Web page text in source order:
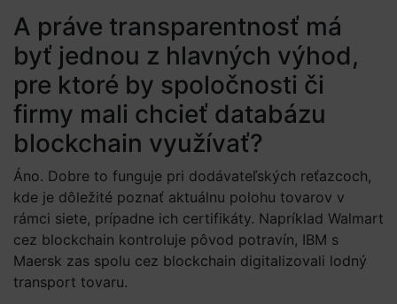
A práve transparentnosť má
byť jednou z hlavných výhod,
pre ktoré by spoločnosti či
firmy mali chcieť databázu
blockchain využívať?
Áno. Dobre to funguje pri dodávateľských reťazcoch,
kde je dôležité poznať aktuálnu polohu tovarov v
rámci siete, prípadne ich certifikáty. Napríklad Walmart
cez blockchain kontroluje pôvod potravín, IBM s
Maersk zas spolu cez blockchain digitalizovali lodný
transport tovaru.